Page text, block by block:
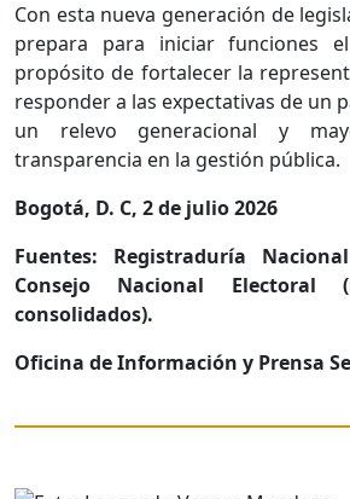
Con esta nueva generación de
prepara para iniciar funciones
propósito de fortalecer la
responder a las expectativas de un
un relevo generacional y
transparencia en la gestión pública.
Bogotá, D. C, 2 de julio 2026
Fuentes: Registraduría
Consejo Nacional Electoral
consolidados).
Oficina de Información y Prensa